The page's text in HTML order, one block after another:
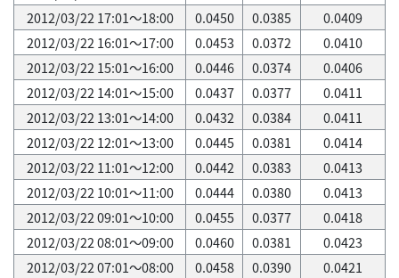
2012/03/22 17:01～18:00
0.0450 0.0385
0.0409
2012/03/22 16:01～17:00
0.0453 0.0372
0.0410
2012/03/22 15:01～16:00
0.0446 0.0374
0.0406
2012/03/22 14:01～15:00
0.0437 0.0377
0.0411
2012/03/22 13:01～14:00
0.0432 0.0384
0.0411
2012/03/22 12:01～13:00
0.0445 0.0381
0.0414
2012/03/22 11:01～12:00
0.0442 0.0383
0.0413
2012/03/22 10:01～11:00
0.0444 0.0380
0.0413
2012/03/22 09:01～10:00
0.0455 0.0377
0.0418
2012/03/22 08:01～09:00
0.0460 0.0381
0.0423
2012/03/22 07:01～08:00
0.0458 0.0390
0.0421